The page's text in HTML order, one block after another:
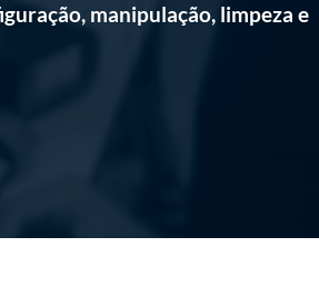
manipulação, limpeza e